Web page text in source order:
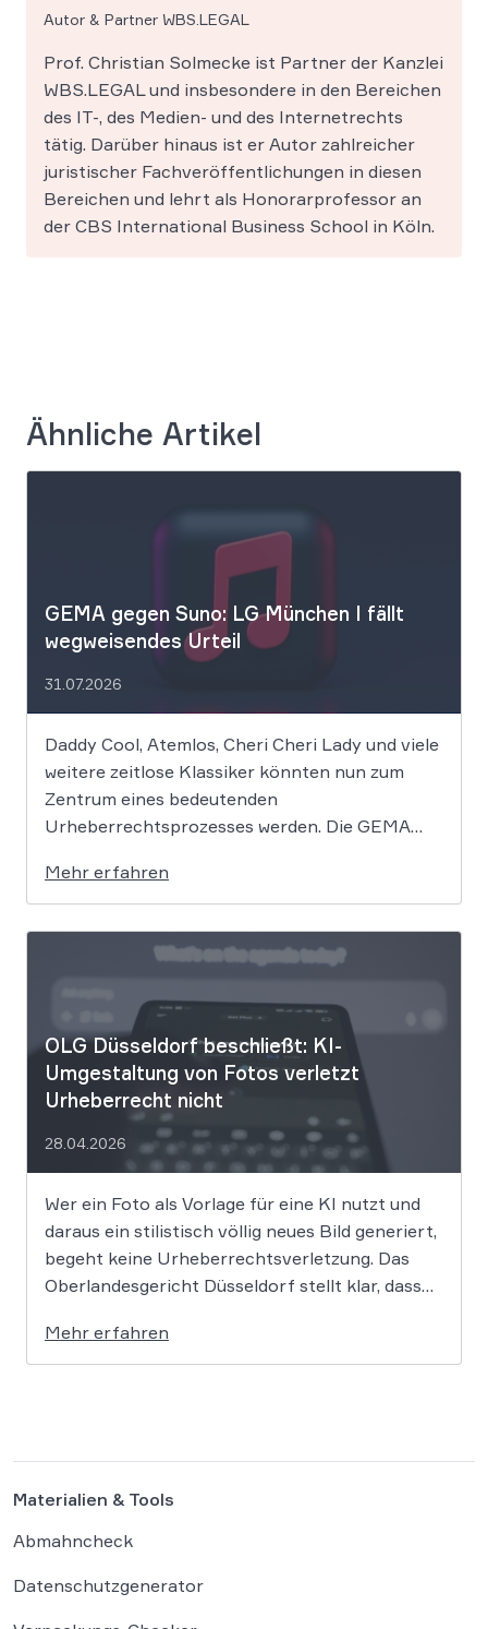
Autor & Partner WBS.LEGAL
Prof. Christian Solmecke ist Partner der Kanzlei
WBS.LEGAL und insbesondere in den Bereichen
des IT-, des Medien- und des Internetrechts
tätig. Darüber hinaus ist er Autor zahlreicher
juristischer Fachveröffentlichungen in diesen
Bereichen und lehrt als Honorarprofessor an
der CBS International Business School in Köln.
Ähnliche Artikel
GEMA gegen Suno: LG München I fällt
wegweisendes Urteil
31.07.2026
Daddy Cool, Atemlos, Cheri Cheri Lady und viele
weitere zeitlose Klassiker könnten nun zum
Zentrum eines bedeutenden
Urheberrechtsprozesses werden. Die GEMA
die Rechte ihrer Mitglieder verteidigen. Dem
Unternehmen hinter der populären KI-Musik-
App werden massive
Urheberrechtsverletzungen vorgeworfen. Die
Mehr erfahren
OLG Düsseldorf beschließt: KI-
Umgestaltung von Fotos verletzt
Urheberrecht nicht
28.04.2026
Wer ein Foto als Vorlage für eine KI nutzt und
daraus ein stilistisch völlig neues Bild generiert,
begeht keine Urheberrechtsverletzung. Das
Oberlandesgericht Düsseldorf stellt klar, dass
KI-gestützte Umgestaltung zulässig ist, solange
die individuellen kreativen Merkmale des
Mehr erfahren
Materialien & Tools
Abmahncheck
Datenschutzgenerator